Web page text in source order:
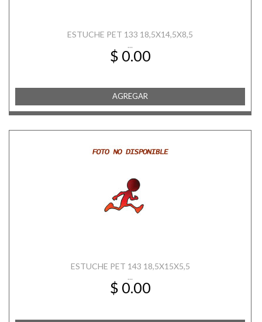
ESTUCHE PET 133 18,5X14,5X8,5
...
$ 0.00
AGREGAR
ESTUCHE PET 143 18,5X15X5,5
...
$ 0.00